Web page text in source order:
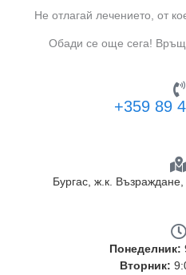
Не отлагай лечението, от
Обади се още сега!
+359 89
Бургас, ж.к.
Понеделник:
Вторник: